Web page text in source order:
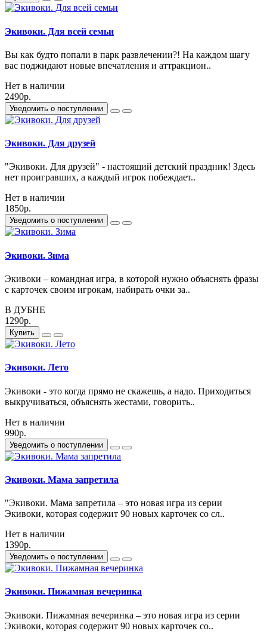
Экивоки. Для всей семьи
Вы как будто попали в парк развлечении?! На каждом шагу
вас поджидают новые впечатления и аттракцион..
Нет в наличии
2490р.
Уведомить о поступлении
Экивоки. Для друзей
"Экивоки. Для друзей" - настоящий детский праздник! Здесь
нет проигравших, а каждый игрок побеждает..
Нет в наличии
1850р.
Уведомить о поступлении
Экивоки. Зима
Экивоки – командная игра, в которой нужно объяснять фразы
с карточек своим игрокам, набирать очки за..
В ДУБНЕ
1290р.
Купить
Экивоки. Лето
Экивоки - это когда прямо не скажешь, а надо. Приходиться
выкручиваться, объяснять жестами, говорить..
Нет в наличии
990р.
Уведомить о поступлении
Экивоки. Мама запретила
"Экивоки. Мама запретила – это новая игра из серии
Экивоки, которая содержит 90 новых карточек со сл..
Нет в наличии
1390р.
Уведомить о поступлении
Экивоки. Пижамная вечеринка
Экивоки. Пижамная вечеринка – это новая игра из серии
Экивоки, которая содержит 90 новых карточек со..